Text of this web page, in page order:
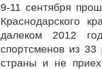
9-11 сентября
Краснодарского
далеком 2012
спортсменов из
страны и не